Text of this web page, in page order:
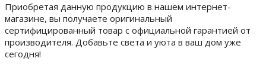
Приобретая данную продукцию в нашем интернет-
магазине, вы получаете оригинальный
сертифицированный товар с официальной гарантией от
производителя. Добавьте света и уюта в ваш дом уже
сегодня!